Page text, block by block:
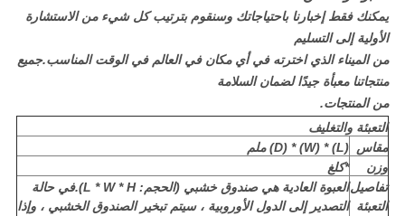
يمكنك فقط إخبارنا باحتياجاتك وسنقوم بترتيب كل شيء من الاستشارة
الأولية إلى التسليم
من الميناء الذي اخترته في أي مكان في العالم في الوقت المناسب.جميع
منتجاتنا معبأة جيدًا لضمان السلامة
من المنتجات.
التعبئة والتغليف
مقاس (L) * (W) * (D) ملم
وزن
*كلغ
تفاصيل
التعبئة
العبوة العادية هي صندوق خشبي (الحجم: L * W * H).في حالة
التصدير إلى الدول الأوروبية ، سيتم تبخير الصندوق الخشبي ، وإذا